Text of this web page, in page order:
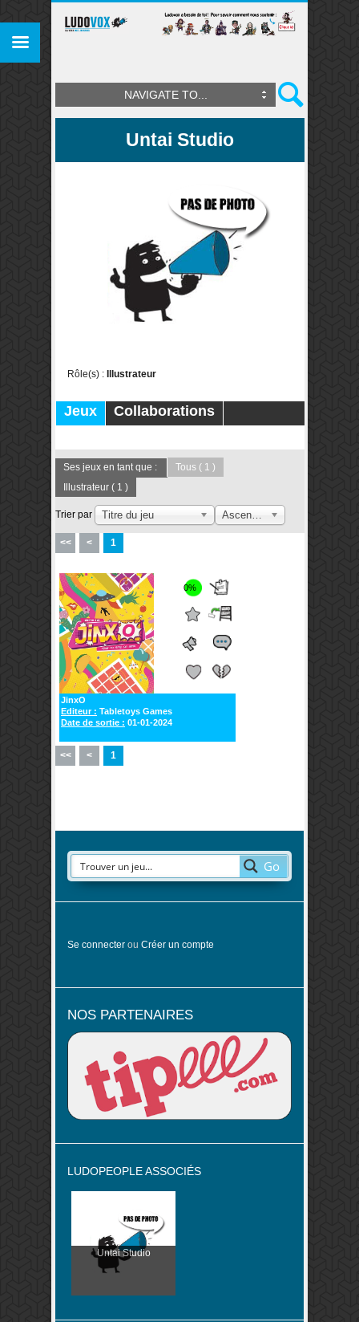
NAVIGATE TO...
Untai Studio
Rôle(s) : Illustrateur
Jeux
Collaborations
Ses jeux en tant que : Tous ( 1 )
Illustrateur ( 1 )
Trier par Titre du jeu
<< < 1
0%
JinxO
Editeur : Tabletoys Games
Date de sortie : 01-01-2024
<< < 1
Go
Se connecter ou Créer un compte
NOS PARTENAIRES
LUDOPEOPLE ASSOCIÉS
Untai Studio